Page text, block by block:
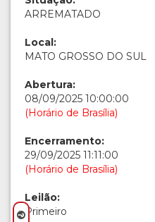
ARREMATADO
Local:
MATO GROSSO DO SUL
Abertura:
08/09/2025 10:00:00
(Horário de Brasília)
Encerramento:
29/09/2025 11:11:00
(Horário de Brasília)
Leilão:
Primeiro